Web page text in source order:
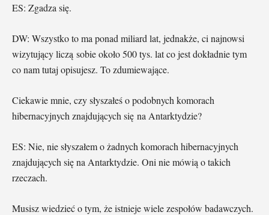
ES: Zgadza się.
DW: Wszystko to ma ponad miliard lat, jednakże, ci najnowsi
wizytujący liczą sobie około 500 tys. lat co jest dokładnie tym
co nam tutaj opisujesz. To zdumiewające.
Ciekawie mnie, czy słyszałeś o podobnych komorach
hibernacyjnych znajdujących się na Antarktydzie?
ES: Nie, nie słyszałem o żadnych komorach hibernacyjnych
znajdujących się na Antarktydzie. Oni nie mówią o takich
rzeczach.
Musisz wiedzieć o tym, że istnieje wiele zespołów badawczych.